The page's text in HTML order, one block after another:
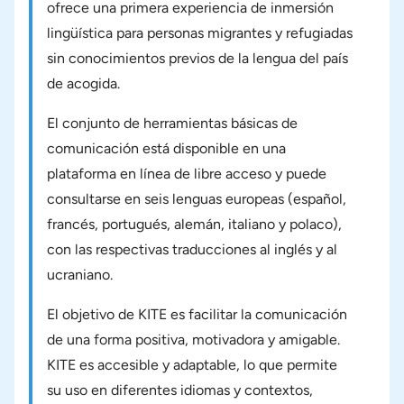
ofrece una primera experiencia de inmersión
lingüística para personas migrantes y refugiadas
sin conocimientos previos de la lengua del país
de acogida.
El conjunto de herramientas básicas de
comunicación está disponible en una
plataforma en línea de libre acceso y puede
consultarse en seis lenguas europeas (español,
francés, portugués, alemán, italiano y polaco),
con las respectivas traducciones al inglés y al
ucraniano.
El objetivo de KITE es facilitar la comunicación
de una forma positiva, motivadora y amigable.
KITE es accesible y adaptable, lo que permite
su uso en diferentes idiomas y contextos,